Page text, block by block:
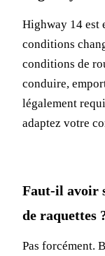
Highway 14 est
conditions
conditions de
conduire,
légalement
adaptez votre
Faut-il avoir
de raquettes
Pas forcément.